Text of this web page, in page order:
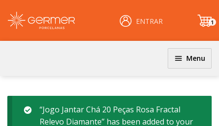
ENTRAR
1
Menu
ÁREA DO LOJISTA – ENGLISH
“Jogo Jantar Chá 20 Peças Rosa Fractal
Relevo Diamante” has been added to your